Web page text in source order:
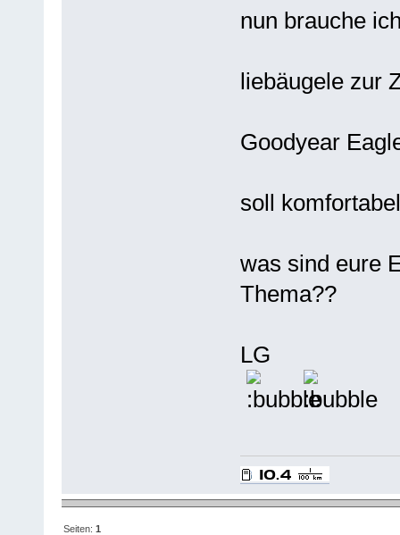
nun brauche
liebäugele zur
Goodyear
soll
was sind eure
Thema??
LG
Seiten:1